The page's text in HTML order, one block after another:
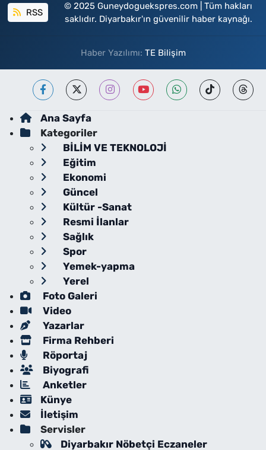
RSS
© 2025 Guneydoguekspres.com | Tüm hakları
saklıdır. Diyarbakır'ın güvenilir haber kaynağı.
Haber Yazılımı: TE Bilişim
Ana Sayfa
Kategoriler
BİLİM VE TEKNOLOJİ
Eğitim
Ekonomi
Güncel
Kültür -Sanat
Resmi İlanlar
Sağlık
Spor
Yemek-yapma
Yerel
Foto Galeri
Video
Yazarlar
Firma Rehberi
Röportaj
Biyografi
Anketler
Künye
İletişim
Servisler
Diyarbakır Nöbetçi Eczaneler